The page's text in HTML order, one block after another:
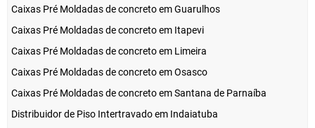
Caixas Pré Moldadas de concreto em Guarulhos
Caixas Pré Moldadas de concreto em Itapevi
Caixas Pré Moldadas de concreto em Limeira
Caixas Pré Moldadas de concreto em Osasco
Caixas Pré Moldadas de concreto em Santana de Parnaíba
Distribuidor de Piso Intertravado em Indaiatuba